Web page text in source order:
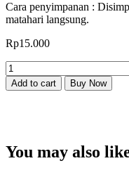
Cara penyimpanan :
matahari langsung.
Rp15.000
Beorganik
Kapulaga
Bubuk
Add to cart Buy Now
You may also